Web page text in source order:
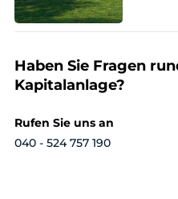
Haben Sie Fragen
Kapitalanlage?
Rufen Sie uns an
040 - 524 757 190